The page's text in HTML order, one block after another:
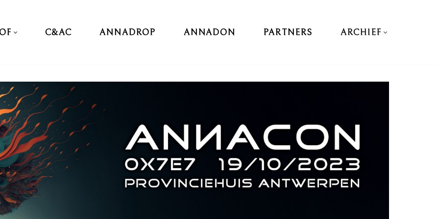
C&AC ANNADROP ANNADON PARTNERS ARCHIEF